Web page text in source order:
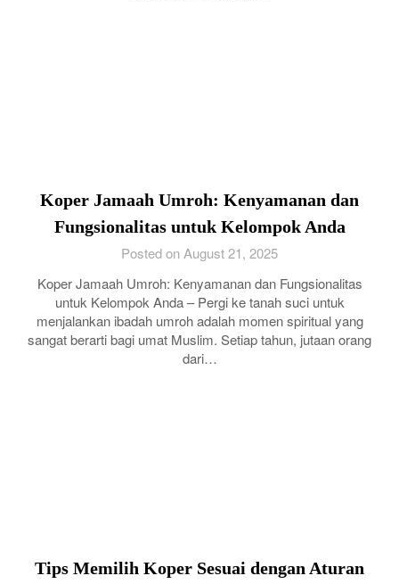
Koper Jamaah Umroh: Kenyamanan dan
Fungsionalitas untuk Kelompok Anda
Posted on August 21, 2025
Koper Jamaah Umroh: Kenyamanan dan Fungsionalitas
untuk Kelompok Anda – Pergi ke tanah suci untuk
menjalankan ibadah umroh adalah momen spiritual yang
sangat berarti bagi umat Muslim. Setiap tahun, jutaan orang
dari…
Tips Memilih Koper Sesuai dengan Aturan